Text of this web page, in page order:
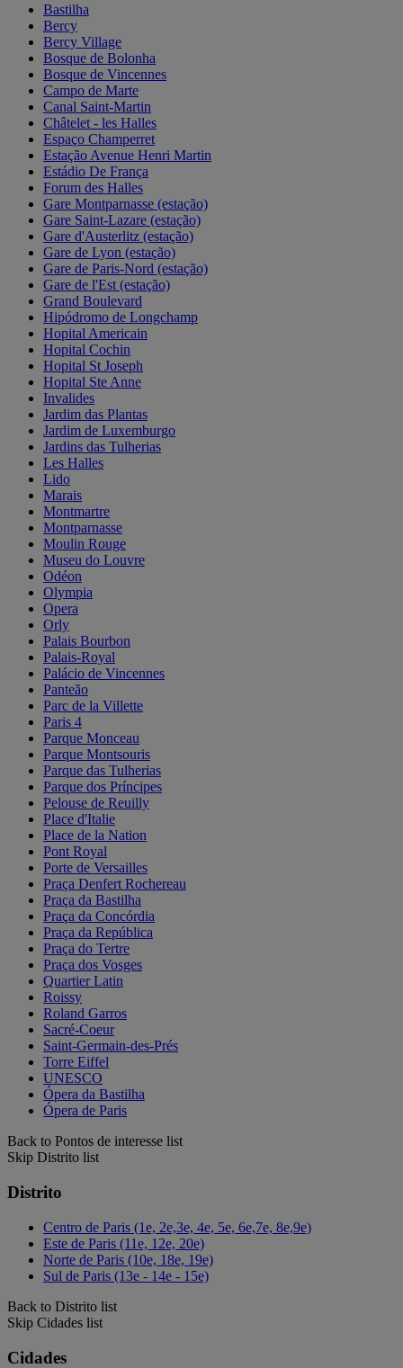
Bastilha
Bercy
Bercy Village
Bosque de Bolonha
Bosque de Vincennes
Campo de Marte
Canal Saint-Martin
Châtelet - les Halles
Espaço Champerret
Estação Avenue Henri Martin
Estádio De França
Forum des Halles
Gare Montparnasse (estação)
Gare Saint-Lazare (estação)
Gare d'Austerlitz (estação)
Gare de Lyon (estação)
Gare de Paris-Nord (estação)
Gare de l'Est (estação)
Grand Boulevard
Hipódromo de Longchamp
Hopital Americain
Hopital Cochin
Hopital St Joseph
Hopital Ste Anne
Invalides
Jardim das Plantas
Jardim de Luxemburgo
Jardins das Tulherias
Les Halles
Lido
Marais
Montmartre
Montparnasse
Moulin Rouge
Museu do Louvre
Odéon
Olympia
Opera
Orly
Palais Bourbon
Palais-Royal
Palácio de Vincennes
Panteão
Parc de la Villette
Paris 4
Parque Monceau
Parque Montsouris
Parque das Tulherias
Parque dos Príncipes
Pelouse de Reuilly
Place d'Italie
Place de la Nation
Pont Royal
Porte de Versailles
Praça Denfert Rochereau
Praça da Bastilha
Praça da Concórdia
Praça da República
Praça do Tertre
Praça dos Vosges
Quartier Latin
Roissy
Roland Garros
Sacré-Coeur
Saint-Germain-des-Prés
Torre Eiffel
UNESCO
Ópera da Bastilha
Ópera de Paris
Back to Pontos de interesse list
Skip Distrito list
Distrito
Centro de Paris (1e, 2e,3e, 4e, 5e, 6e,7e, 8e,9e)
Este de Paris (11e, 12e, 20e)
Norte de Paris (10e, 18e, 19e)
Sul de Paris (13e - 14e - 15e)
Back to Distrito list
Skip Cidades list
Cidades